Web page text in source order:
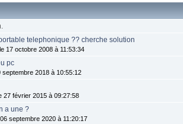
telephonique ?? cherche solution
17 octobre 2008 à 11:53:34
pc
septembre 2018 à 10:55:12
27 février 2015 à 09:27:58
a une ?
septembre 2020 à 11:20:17